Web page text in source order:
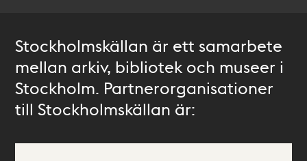
Stockholmskällan är ett samarbete
mellan arkiv, bibliotek och museer i
Stockholm. Partnerorganisationer
till Stockholmskällan är: